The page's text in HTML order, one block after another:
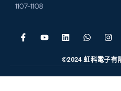
1107-1108
©2024 虹科電子有